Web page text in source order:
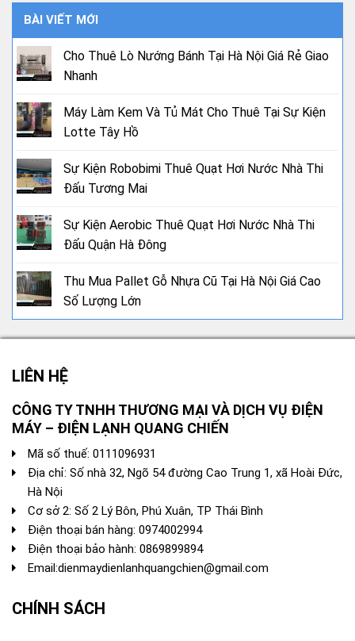
BÀI VIẾT MỚI
Cho Thuê Lò Nướng Bánh Tại Hà Nội Giá Rẻ Giao
Nhanh
Máy Làm Kem Và Tủ Mát Cho Thuê Tại Sự Kiện
Lotte Tây Hồ
Sự Kiện Robobimi Thuê Quạt Hơi Nước Nhà Thi
Đấu Tương Mai
Sự Kiện Aerobic Thuê Quạt Hơi Nước Nhà Thi
Đấu Quận Hà Đông
Thu Mua Pallet Gỗ Nhựa Cũ Tại Hà Nội Giá Cao
Số Lượng Lớn
LIÊN HỆ
CÔNG TY TNHH THƯƠNG MẠI VÀ DỊCH VỤ ĐIỆN
MÁY – ĐIỆN LẠNH QUANG CHIẾN
Mã số thuế: 0111096931
Địa chỉ: Số nhà 32, Ngõ 54 đường Cao Trung 1, xã Hoài Đức,
Hà Nội
Cơ sở 2: Số 2 Lý Bôn, Phú Xuân, TP Thái Bình
Điện thoại bán hàng: 0974002994
Điện thoại bảo hành: 0869899894
Email:dienmaydienlanhquangchien@gmail.com
CHÍNH SÁCH